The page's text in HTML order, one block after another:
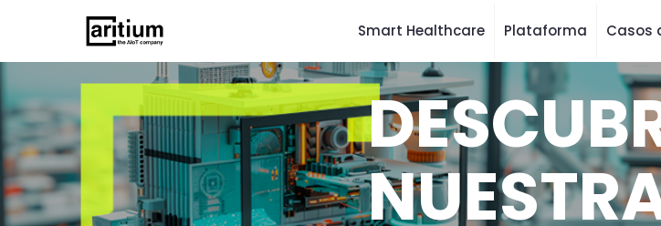
Smart Healthcare Plataforma Casos